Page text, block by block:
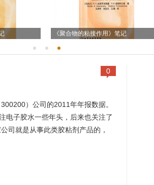
臆测
关于POP封装用underfill胶水初探
电胶市场状
关于导电胶在石英谐振器、LED及IC领
域的应用
《聚合物的粘接作用》笔记
0
）公司的2011年年报数据。
电子胶水一些年头，后来也关注了
司就是从事此类胶粘剂产品的，